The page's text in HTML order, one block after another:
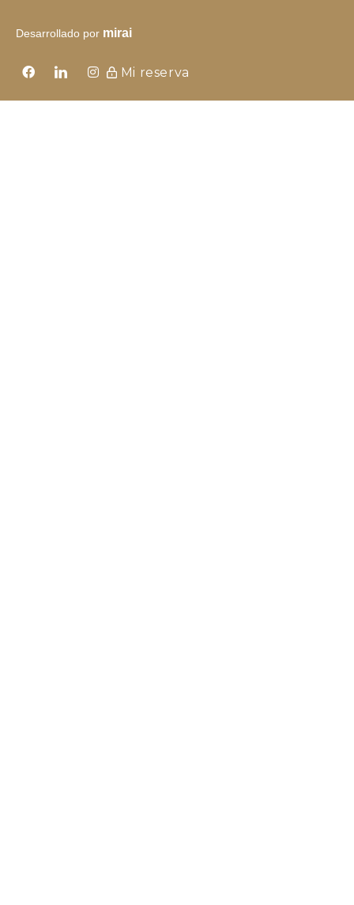
Desarrollado por mirai
Mi reserva